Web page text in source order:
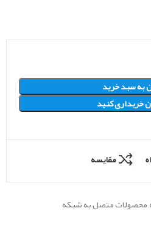
به سبد خرید
خریداری کنید
مقایسه
,محصولات متصل به شبکه